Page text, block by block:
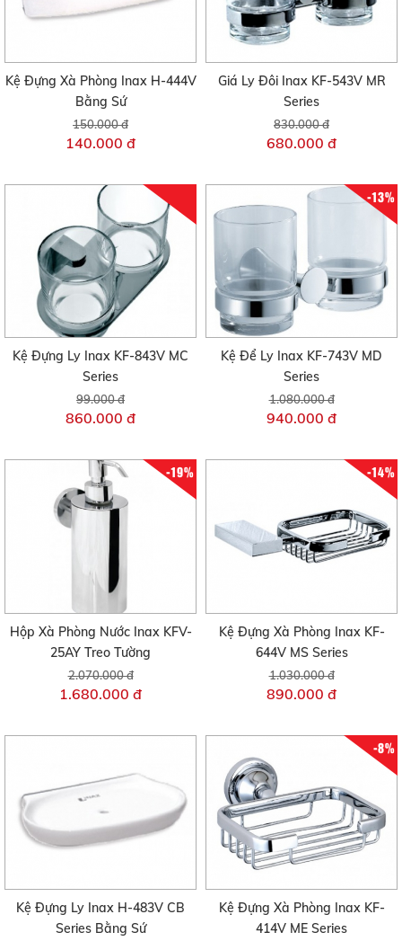
Kệ Đựng Xà Phòng Inax H-444V
Bằng Sứ
150.000 đ
140.000 đ
Giá Ly Đôi Inax KF-543V MR
Series
830.000 đ
680.000 đ
Kệ Đựng Ly Inax KF-843V MC
Series
99.000 đ
860.000 đ
-13%
Kệ Để Ly Inax KF-743V MD
Series
1.080.000 đ
940.000 đ
-19%
Hộp Xà Phòng Nước Inax KFV-
25AY Treo Tường
2.070.000 đ
1.680.000 đ
-14%
Kệ Đựng Xà Phòng Inax KF-
644V MS Series
1.030.000 đ
890.000 đ
Kệ Đựng Ly Inax H-483V CB
Series Bằng Sứ
-8%
Kệ Đựng Xà Phòng Inax KF-
414V ME Series